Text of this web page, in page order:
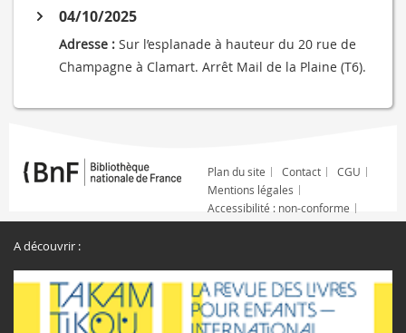
04/10/2025
Adresse : Sur l’esplanade à hauteur du 20 rue de
Champagne à Clamart. Arrêt Mail de la Plaine (T6).
Plan du site Contact
CGU
Mentions légales
Accessibilité : non-conforme
A découvrir :